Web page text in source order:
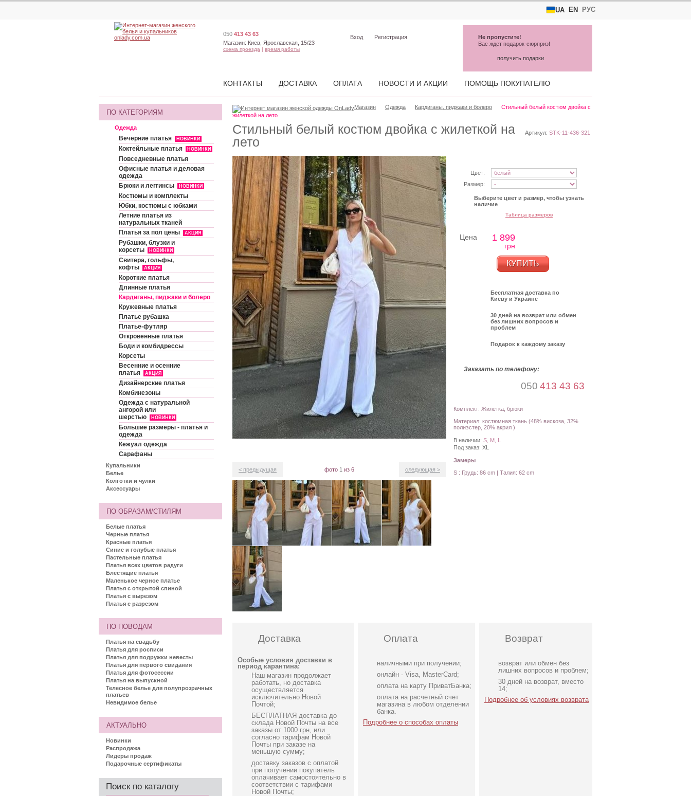
UA EN РУС
Стильный белый костюм двойка с жилеткой на
лето
Артикул: STK-11-436-321
Цвет:
Размер:
Выберите цвет и размер, чтобы узнать
наличие
Таблица размеров
Цена 1 899
грн
КУПИТЬ
Бесплатная доставка по
Киеву и Украине
30 дней на возврат или обмен
без лишних вопросов и
проблем
Подарок к каждому заказу
Заказать по телефону:
050 413 43 63
Комплект: Жилетка, брюки
Материал: костюмная ткань (48% вискоза, 32%
полиэстер, 20% акрил )
В наличии: S, M, L
Под заказ: XL
Замеры
S : Грудь: 86 cm | Талия: 62 cm
< предыдущая фото 1 из 6 следующая >
Доставка
Особые условия доставки в
период карантина:
Наш магазин продолжает
работать, но доставка
осуществляется
исключительно Новой
Почтой;
БЕСПЛАТНАЯ доставка до
склада Новой Почты на все
заказы от 1000 грн, или
согласно тарифам Новой
Почты при заказе на
меньшую сумму;
доставку заказов с оплатой
при получении покупатель
оплачивает самостоятельно в
соответствии с тарифами
Новой Почты;
Оплата
наличными при получении;
онлайн - Visa, MasterCard;
оплата на карту ПриватБанка;
оплата на расчетный счет
магазина в любом отделении
банка.
Подробнее о способах оплаты
Возврат
возврат или обмен без
лишних вопросов и проблем;
30 дней на возврат, вместо
14;
Подробнее об условиях возврата
Черный классический
женский пиджак на 2
пуговицы
Магазин Одежда Кардиганы, пиджаки и болеро
Стильный белый костюм двойка с
жилеткой на лето
ПО КАТЕГОРИЯМ
Одежда
Вечерние платья НОВИНКИ
Коктейльные платья НОВИНКИ
Повседневные платья
Офисные платья и деловая
одежда
Брюки и леггинсы
НОВИНКИ
Костюмы и комплекты
Юбки, костюмы с юбками
Летние платья из
натуральных тканей
Платья за пол цены
АКЦИЯ
Рубашки, блузки и
корсеты
НОВИНКИ
Свитера, гольфы,
кофты
АКЦИЯ
Короткие платья
Длинные платья
Кардиганы, пиджаки и болеро
Кружевные платья
Платье рубашка
Платье-футляр
Откровенные платья
Боди и комбидрессы
Корсеты
Весенние и осенние
платья
АКЦИЯ
Дизайнерские платья
Комбинезоны
Одежда с натуральной
ангорой или
шерстью
НОВИНКИ
Большие размеры - платья и
одежда
Кежуал одежда
Сарафаны
Купальники
Белье
Колготки и чулки
Аксессуары
ПО ОБРАЗАМ/СТИЛЯМ
Белые платья
Черные платья
Красные платья
Синие и голубые платья
Пастельные платья
Платья всех цветов радуги
Блестящие платья
Маленькое черное платье
Платья с открытой спиной
Платья с вырезом
Платья с разрезом
ПО ПОВОДАМ
Платья на свадьбу
Платья для росписи
Платья для подружки невесты
Платья для первого свидания
Платья для фотосессии
Платья на выпускной
Телесное белье для полупрозрачных
платьев
Невидимое белье
АКТУАЛЬНО
Новинки
Распродажа
Лидеры продаж
Подарочные сертификаты
Поиск по каталогу
050 413 43 63
Магазин: Киев, Ярославская, 15/23
схема проезда | время работы
Вход Регистрация
КОНТАКТЫ ДОСТАВКА ОПЛАТА НОВОСТИ И АКЦИИ ПОМОЩЬ ПОКУПАТЕЛЮ
Не пропустите!
Вас ждет подарок-сюрприз!
получить подарки